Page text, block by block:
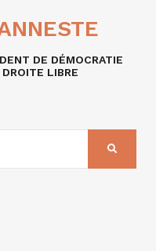
DE DÉMOCRATIE
LIBRE